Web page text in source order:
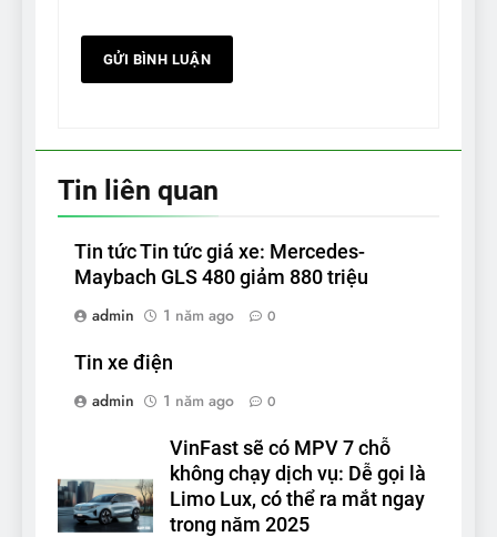
Tin liên quan
Tin tức Tin tức giá xe: Mercedes-
Maybach GLS 480 giảm 880 triệu
admin
1 năm ago 0
Tin xe điện
admin
1 năm ago 0
VinFast sẽ có MPV 7 chỗ
không chạy dịch vụ: Dễ gọi là
Limo Lux, có thể ra mắt ngay
trong năm 2025